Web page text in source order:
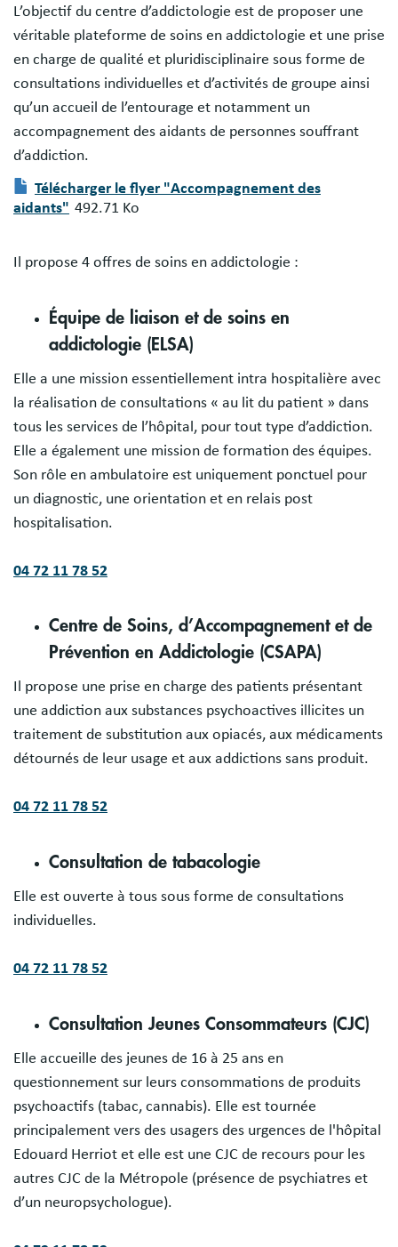
L’objectif du centre d’addictologie est de proposer une
véritable plateforme de soins en addictologie et une prise
en charge de qualité et pluridisciplinaire sous forme de
consultations individuelles et d’activités de groupe ainsi
qu’un accueil de l’entourage et notamment un
accompagnement des aidants de personnes souffrant
d’addiction.
Document
Télécharger le flyer "Accompagnement des
aidants" 492.71 Ko
Il propose 4 offres de soins en addictologie :
Équipe de liaison et de soins en
addictologie (ELSA)
Elle a une mission essentiellement intra hospitalière avec
la réalisation de consultations « au lit du patient » dans
tous les services de l’hôpital, pour tout type d’addiction.
Elle a également une mission de formation des équipes.
Son rôle en ambulatoire est uniquement ponctuel pour
un diagnostic, une orientation et en relais post
hospitalisation.
04 72 11 78 52
Centre de Soins, d’Accompagnement et de
Prévention en Addictologie (CSAPA)
Il propose une prise en charge des patients présentant
une addiction aux substances psychoactives illicites un
traitement de substitution aux opiacés, aux médicaments
détournés de leur usage et aux addictions sans produit.
04 72 11 78 52
Consultation de tabacologie
Elle est ouverte à tous sous forme de consultations
individuelles.
04 72 11 78 52
Consultation Jeunes Consommateurs (CJC)
Elle accueille des jeunes de 16 à 25 ans en
questionnement sur leurs consommations de produits
psychoactifs (tabac, cannabis). Elle est tournée
principalement vers des usagers des urgences de l'hôpital
Edouard Herriot et elle est une CJC de recours pour les
autres CJC de la Métropole (présence de psychiatres et
d’un neuropsychologue).